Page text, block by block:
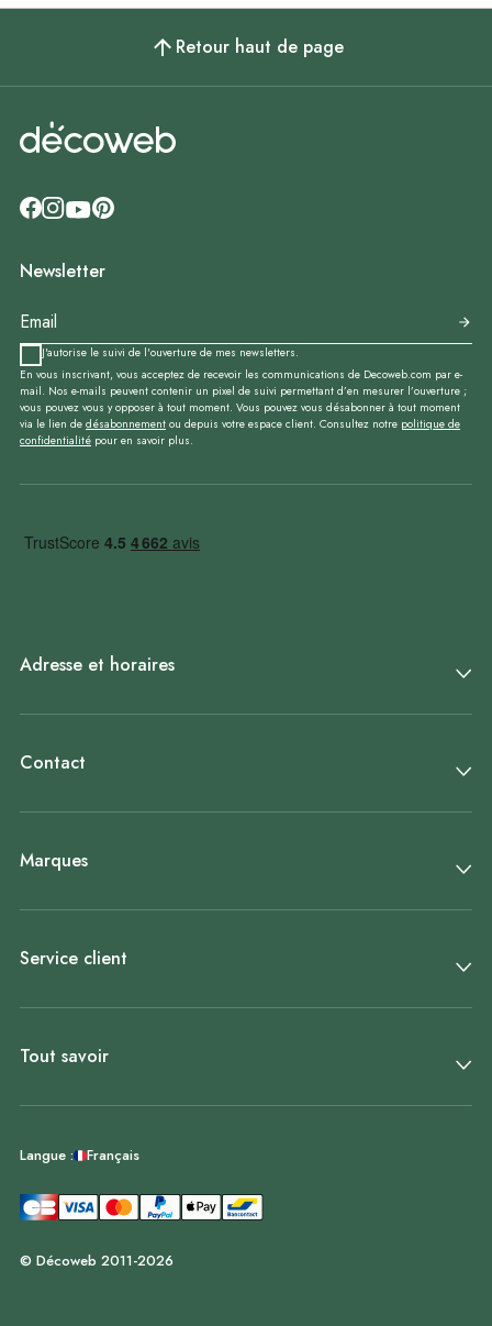
Retour haut de page
Newsletter
J'autorise le suivi de l'ouverture de mes newsletters.
En vous inscrivant, vous acceptez de recevoir les communications de Decoweb.com par e-
mail. Nos e-mails peuvent contenir un pixel de suivi permettant d’en mesurer l’ouverture ;
vous pouvez vous y opposer à tout moment. Vous pouvez vous désabonner à tout moment
via le lien de désabonnement ou depuis votre espace client. Consultez notre politique de
confidentialité pour en savoir plus.
Adresse et horaires
Contact
Marques
Service client
Tout savoir
Langue : Français
© Décoweb 2011-2026